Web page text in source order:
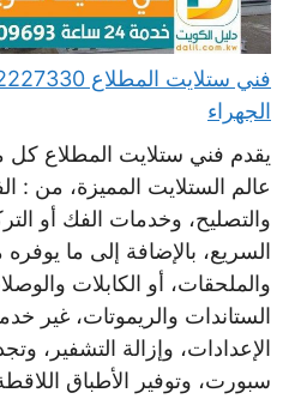
الجهراء
يقدم فني ستلايت المطلاع
عالم الستلايت المميزة، من :
والتصليح، وخدمات الفك أو
السريع، بالإضافة إلى ما
والملحقات، أو الكابلات
الستاندات والريموتات، غير
الإعدادات، وإزالة التشفير،
سبورت، وتوفير الأطباق